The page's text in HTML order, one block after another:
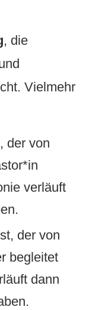
, die
Vielmehr
der von
verläuft
der von
begleitet
dann